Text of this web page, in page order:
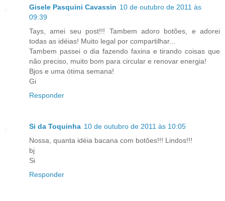
Gisele Pasquini Cavassin 10 de outubro de 2011 às
09:39
Tays, amei seu post!!! Tambem adoro botões, e adorei
todas as idéias! Muito legal por compartilhar...
Tambem passei o dia fazendo faxina e tirando coisas que
não preciso, muito bom para circular e renovar energia!
Bjos e uma ótima semana!
Gi
Responder
Si da Toquinha 10 de outubro de 2011 às 10:05
Nossa, quanta idéia bacana com botões!!! Lindos!!!
bj
Si
Responder